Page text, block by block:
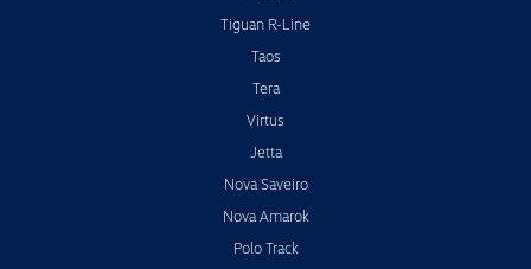
Tiguan R-Line
Taos
Tera
Virtus
Jetta
Nova Saveiro
Nova Amarok
Polo Track